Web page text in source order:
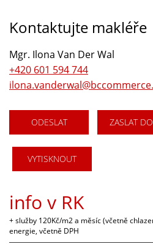
Kontaktujte makléře
Mgr. Ilona Van Der Wal
+420 601 594 744
ODESLAT ZASLAT
VYTISKNOUT
info v RK
+ služby 120Kč/m2 a měsíc (včetně
energie, včetně DPH